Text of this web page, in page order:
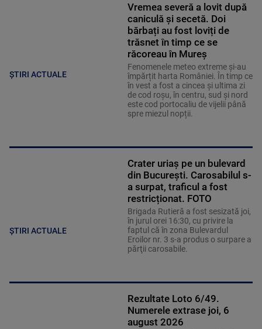
ȘTIRI ACTUALE
Vremea severă a lovit după
caniculă și secetă. Doi
bărbați au fost loviți de
trăsnet în timp ce se
răcoreau în Mureș
Fenomenele meteo extreme și-au
împărțit harta României. În timp ce
în vest a fost a cincea și ultima zi
de cod roșu, în centru, sud și nord
este cod portocaliu de vijelii până
spre miezul nopții.
ȘTIRI ACTUALE
Crater uriaș pe un bulevard
din București. Carosabilul s-
a surpat, traficul a fost
restricționat. FOTO
Brigada Rutieră a fost sesizată joi,
în jurul orei 16:30, cu privire la
faptul că în zona Bulevardul
Eroilor nr. 3 s-a produs o surpare a
părţii carosabile.
Rezultate Loto 6/49.
Numerele extrase joi, 6
august 2026